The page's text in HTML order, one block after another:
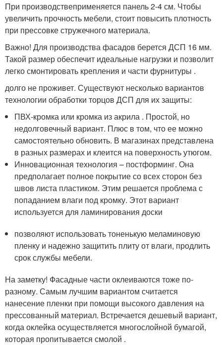
При производствеприменяется панель 2-4 см. Чтобы
увеличить прочность мебели, стоит повысить плотность
при прессовке стружечного материала.
Важно! Для производства фасадов берется ДСП 16 мм.
Такой размер обеспечит идеальные нагрузки и позволит
легко смонтировать крепления и части фурнитуры .
долго не проживет. Существуют несколько вариантов
технологии обработки торцов ДСП для их защиты:
ПВХ-кромка или кромка из акрила . Простой, но
недолговечный вариант. Плюс в том, что ее можно
самостоятельно обновить. В магазинах представлена
в разных размерах и клеится на поверхность утюгом.
Инновационная технология – постформинг. Она
предполагает полное покрытие со всех сторон без
швов листа пластиком. Этим решается проблема с
попаданием влаги под кромку. Этот вариант
используется для ламинирования доски
позволяют использовать тоненькую меламиновую
пленку и надежно защитить плиту от влаги, продлить
срок службы мебели.
На заметку! Фасадные части оклеиваются тоже по-
разному. Самым лучшим вариантом считается
нанесение пленки при помощи высокого давления на
прессованный материал. Встречается дешевый вариант,
когда оклейка осуществляется многослойной бумагой,
которая пропитывается смолой .